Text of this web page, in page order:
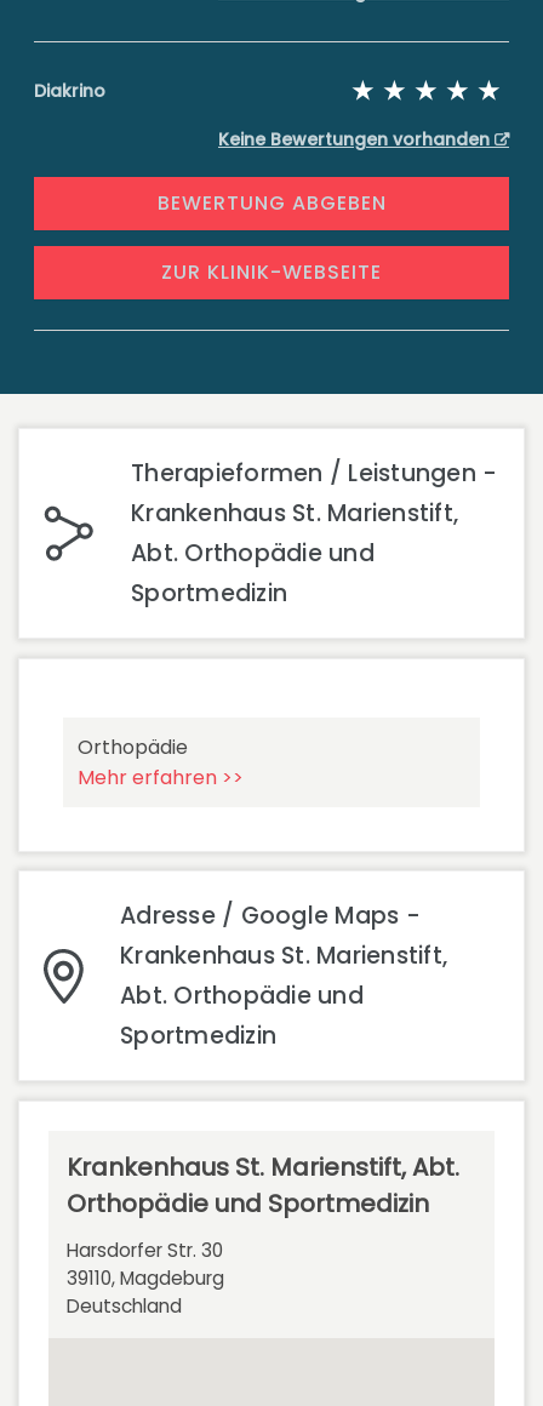
Diakrino
Keine Bewertungen vorhanden
BEWERTUNG ABGEBEN
ZUR KLINIK-WEBSEITE
Therapieformen / Leistungen -
Krankenhaus St. Marienstift,
Abt. Orthopädie und
Sportmedizin
Orthopädie
Mehr erfahren >>
Adresse / Google Maps -
Krankenhaus St. Marienstift,
Abt. Orthopädie und
Sportmedizin
Krankenhaus St. Marienstift, Abt.
Orthopädie und Sportmedizin
Harsdorfer Str. 30
39110, Magdeburg
Deutschland